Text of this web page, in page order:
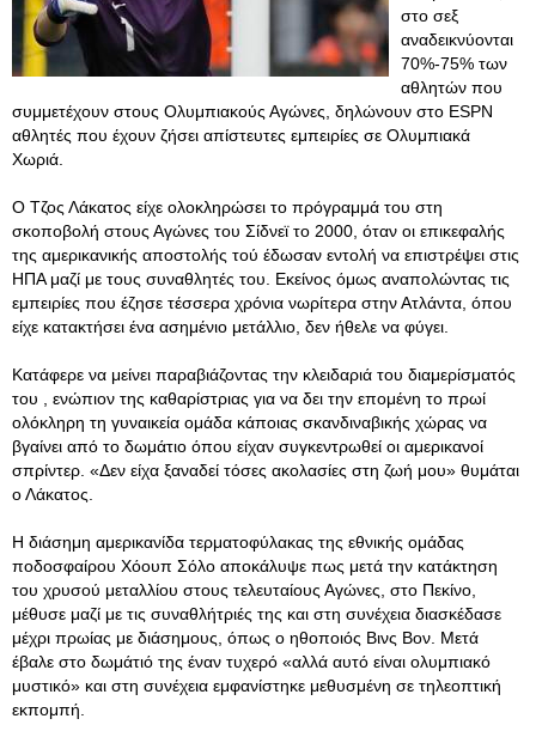
στο σεξ
αναδεικνύονται
70%-75% των
αθλητών που
συμμετέχουν στους Ολυμπιακούς Αγώνες, δηλώνουν στο ESPN
αθλητές που έχουν ζήσει απίστευτες εμπειρίες σε Ολυμπιακά
Χωριά.
Ο Τζος Λάκατος είχε ολοκληρώσει το πρόγραμμά του στη
σκοποβολή στους Αγώνες του Σίδνεϊ το 2000, όταν οι επικεφαλής
της αμερικανικής αποστολής τού έδωσαν εντολή να επιστρέψει στις
ΗΠΑ μαζί με τους συναθλητές του. Εκείνος όμως αναπολώντας τις
εμπειρίες που έζησε τέσσερα χρόνια νωρίτερα στην Ατλάντα, όπου
είχε κατακτήσει ένα ασημένιο μετάλλιο, δεν ήθελε να φύγει.
Κατάφερε να μείνει παραβιάζοντας την κλειδαριά του διαμερίσματός
του , ενώπιον της καθαρίστριας για να δει την επομένη το πρωί
ολόκληρη τη γυναικεία ομάδα κάποιας σκανδιναβικής χώρας να
βγαίνει από το δωμάτιο όπου είχαν συγκεντρωθεί οι αμερικανοί
σπρίντερ. «Δεν είχα ξαναδεί τόσες ακολασίες στη ζωή μου» θυμάται
ο Λάκατος.
Η διάσημη αμερικανίδα τερματοφύλακας της εθνικής ομάδας
ποδοσφαίρου Χόουπ Σόλο αποκάλυψε πως μετά την κατάκτηση
του χρυσού μεταλλίου στους τελευταίους Αγώνες, στο Πεκίνο,
μέθυσε μαζί με τις συναθλήτριές της και στη συνέχεια διασκέδασε
μέχρι πρωίας με διάσημους, όπως ο ηθοποιός Βινς Βον. Μετά
έβαλε στο δωμάτιό της έναν τυχερό «αλλά αυτό είναι ολυμπιακό
μυστικό» και στη συνέχεια εμφανίστηκε μεθυσμένη σε τηλεοπτική
εκπομπή.